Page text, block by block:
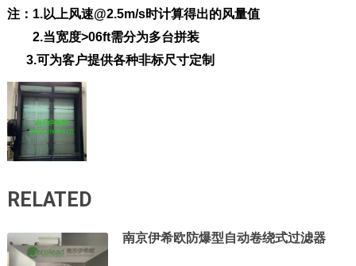
注： 1.以上风速@2.5m/s时计算得出的风量值
2.当宽度>06ft需分为多台拼装
3.可为客户提供各种非标尺寸定制
RELATED
南京伊希欧防爆型自动卷绕式过滤器